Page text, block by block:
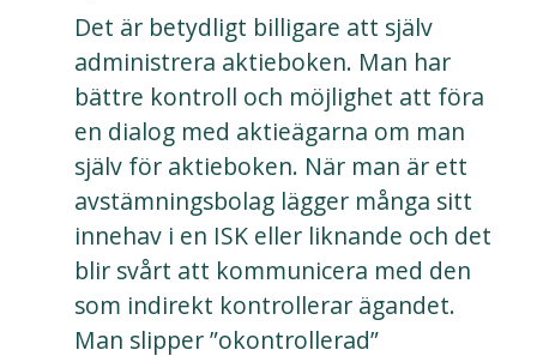
Det är betydligt billigare att själv
administrera aktieboken. Man har
bättre kontroll och möjlighet att föra
en dialog med aktieägarna om man
själv för aktieboken. När man är ett
avstämningsbolag lägger många sitt
innehav i en ISK eller liknande och det
blir svårt att kommunicera med den
som indirekt kontrollerar ägandet.
Man slipper ”okontrollerad”